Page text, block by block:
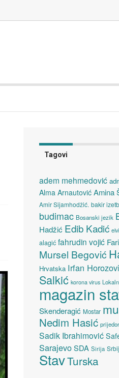
Tagovi
adem mehmedović
Alma Arnautović Amina
Amir Sijamhodžić. bakir
budimac Bosanski jezik
Hadžić Edib Kadić
alagić fahrudin vojić
Mursel Begović
Hrvatska Irfan
Salkić korona virus
magazin
Skenderagić Mostar
Nedim Hasić prijedor
Sadik Ibrahimović
SarajevoSDA Sirija
StavTurska